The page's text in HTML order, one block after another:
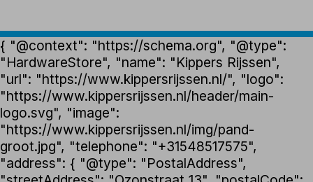
{ "@context": "https://schema.org", "@type":
"HardwareStore", "name": "Kippers Rijssen",
"url": "https://www.kippersrijssen.nl/", "logo":
"https://www.kippersrijssen.nl/header/main-
logo.svg", "image":
"https://www.kippersrijssen.nl/img/pand-
groot.jpg", "telephone": "+31548517575",
"address": { "@type": "PostalAddress",